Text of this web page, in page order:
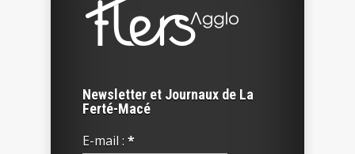
Newsletter et Journaux de La
Ferté-Macé
E-mail : *